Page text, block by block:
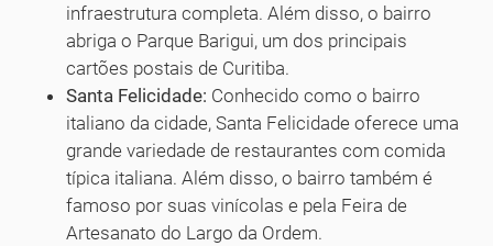
infraestrutura completa. Além disso, o bairro
abriga o Parque Barigui, um dos principais
cartões postais de Curitiba.
Santa Felicidade: Conhecido como o bairro
italiano da cidade, Santa Felicidade oferece uma
grande variedade de restaurantes com comida
típica italiana. Além disso, o bairro também é
famoso por suas vinícolas e pela Feira de
Artesanato do Largo da Ordem.